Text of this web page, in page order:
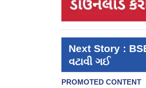
Next Story :
વટાવી ગઈ